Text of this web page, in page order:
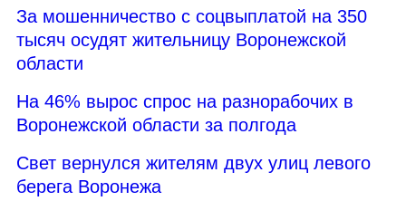
За мошенничество с соцвыплатой на 350
тысяч осудят жительницу Воронежской
области
На 46% вырос спрос на разнорабочих в
Воронежской области за полгода
Свет вернулся жителям двух улиц левого
берега Воронежа